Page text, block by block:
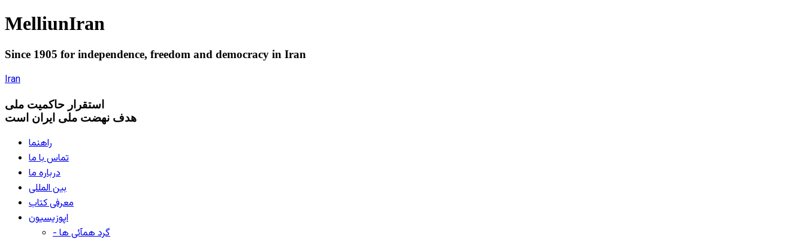
MelliunIran
Since 1905 for independence, freedom and democracy in Iran
Iran
استقرار حاکميت ملی
هدف نهضت ملی ایران است
راهنما
تماس با ما
درباره ما
بین المللی
معرفی کتاب
اپوزیسیون
- گرد همآئی ها